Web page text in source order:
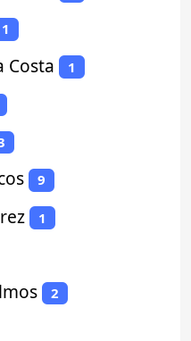
1
Costa 1
9
1
2